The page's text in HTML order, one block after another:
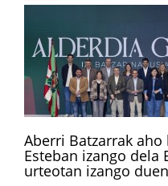
Aberri Batzarrak
Esteban izango dela
urteotan izango